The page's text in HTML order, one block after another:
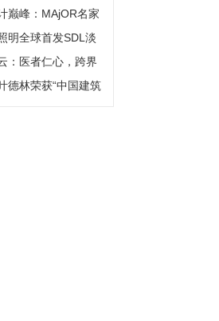
巅峰：MAjOR名家
明全球首发SDL淡
：医者仁心，跨界
德林荣获“中国建筑